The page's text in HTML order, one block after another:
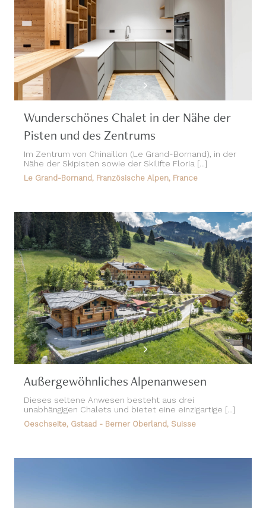
Wunderschönes Chalet in der Nähe der
Pisten und des Zentrums
Im Zentrum von Chinaillon (Le Grand-Bornand), in der
Nähe der Skipisten sowie der Skilifte Floria [...]
Le Grand-Bornand, Französische Alpen, France
Außergewöhnliches Alpenanwesen
Dieses seltene Anwesen besteht aus drei
unabhängigen Chalets und bietet eine einzigartige [...]
Oeschseite, Gstaad - Berner Oberland, Suisse